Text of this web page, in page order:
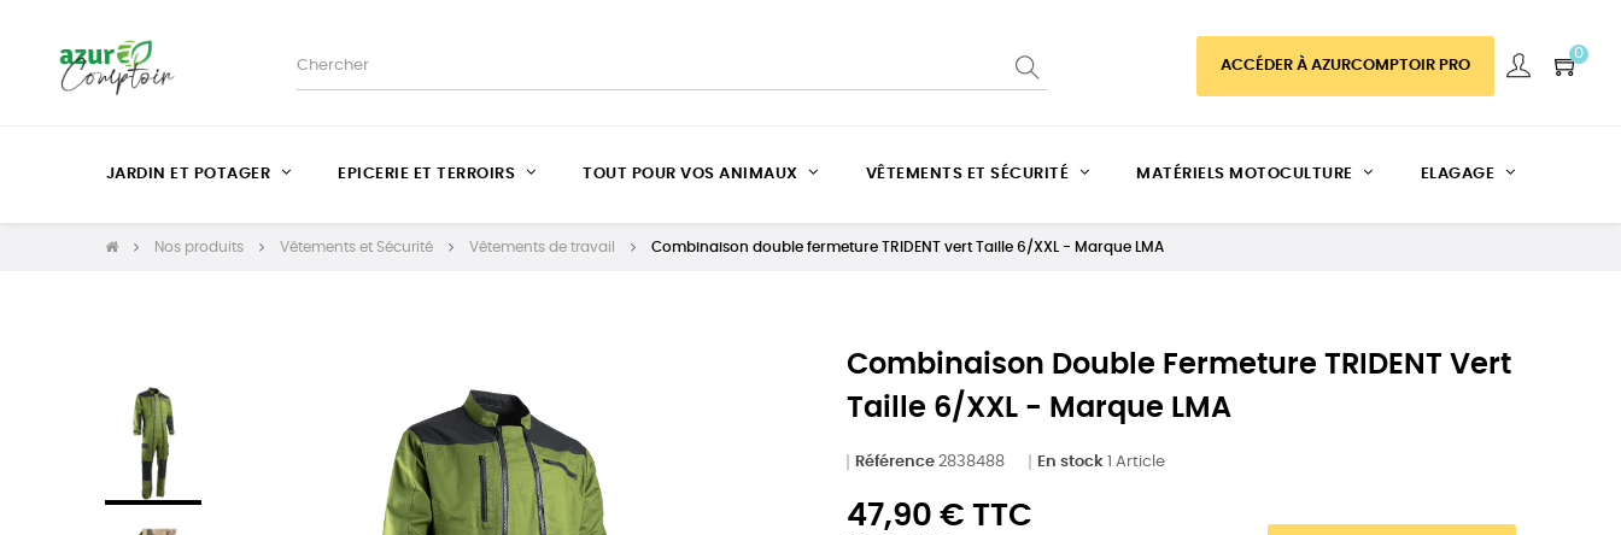
ACCÉDER À AZURCOMPTOIR PRO
0
JARDIN ET POTAGER EPICERIE ET TERROIRS TOUT POUR VOS ANIMAUX VÊTEMENTS ET SÉCURITÉ MATÉRIELS MOTOCULTURE ELAGAGE
Nos produits Vêtements et Sécurité Vêtements de travail Combinaison double fermeture TRIDENT vert Taille 6/XXL - Marque LMA
Combinaison Double Fermeture TRIDENT Vert
Taille 6/XXL - Marque LMA
Référence 2838488 En stock 1 Article
47,90 € TTC